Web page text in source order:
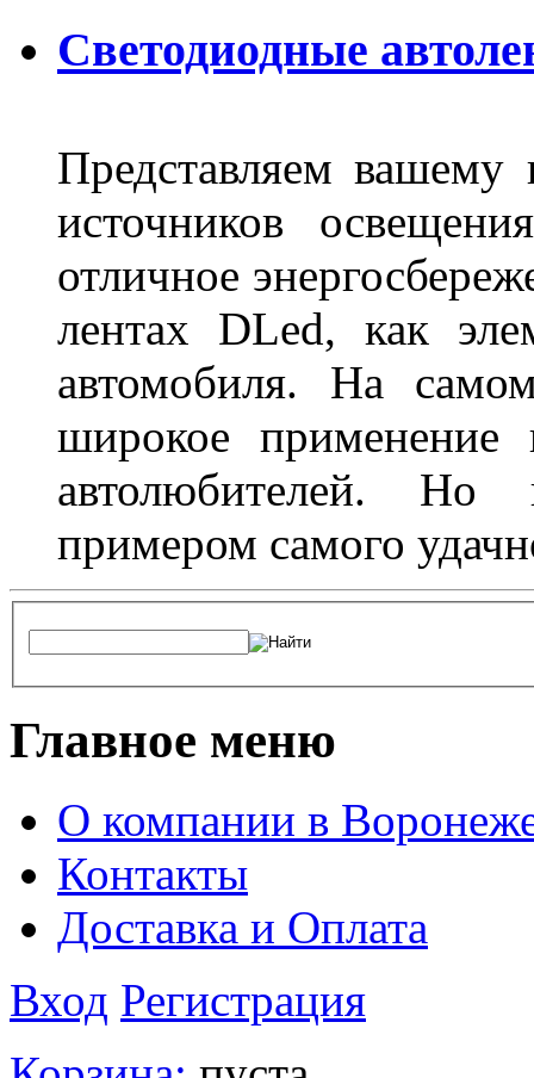
Светодиодные
Представляем
источников
отличное
лентах DLed, как
автомобиля. На
широкое
автолюбителей. Но
примером самого
Главное меню
О компании в
Контакты
Доставка и Оплата
Вход Регистрация